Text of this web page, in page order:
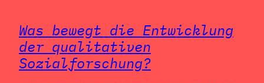
Was bewegt die Entwicklung
der qualitativen
Sozialforschung?